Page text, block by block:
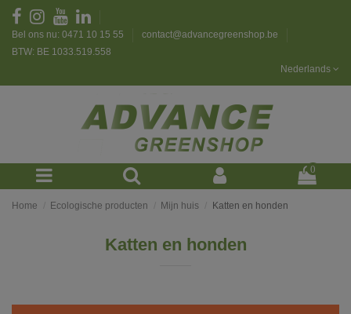
Bel ons nu: 0471 10 15 55
contact@advancegreenshop.be
BTW: BE 1033.519.558
Nederlands
0
Home Ecologische producten Mijn huis Katten en honden
Katten en honden